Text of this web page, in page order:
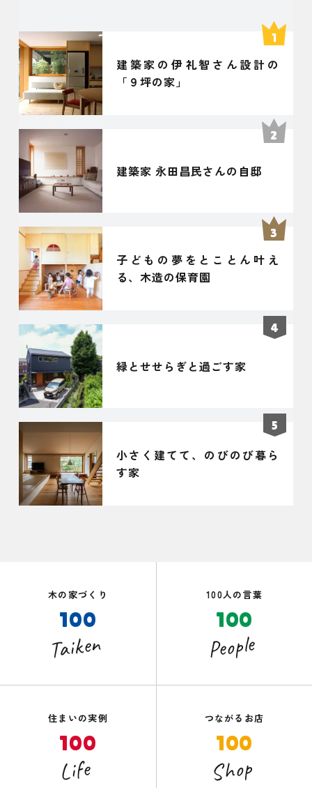
建築家の伊礼智さん設計の
「９坪の家」
建築家 永田昌民さんの自邸
子どもの夢をとことん叶え
る、木造の保育園
緑とせせらぎと過ごす家
小さく建てて、のびのび暮ら
す家
木の家づくり
100
Taiken
100人の言葉
100
People
住まいの実例
100
Life
つながるお店
100
Shop